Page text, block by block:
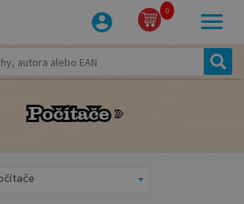
0
Počítače
Počítače